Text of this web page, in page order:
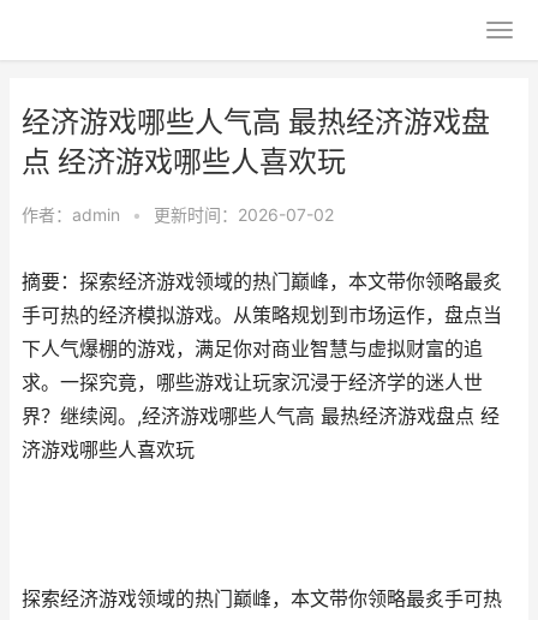
经济游戏哪些人气高 最热经济游戏盘
点 经济游戏哪些人喜欢玩
作者： admin • 更新时间：2026-07-02
摘要：探索经济游戏领域的热门巅峰，本文带你领略最炙
手可热的经济模拟游戏。从策略规划到市场运作，盘点当
下人气爆棚的游戏，满足你对商业智慧与虚拟财富的追
求。一探究竟，哪些游戏让玩家沉浸于经济学的迷人世
界？继续阅。,经济游戏哪些人气高 最热经济游戏盘点 经
济游戏哪些人喜欢玩
探索经济游戏领域的热门巅峰，本文带你领略最炙手可热